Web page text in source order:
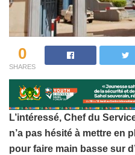
0
SHARES
L’intéressé, Chef du
n’a pas hésité à mettre en
pour faire main basse sur